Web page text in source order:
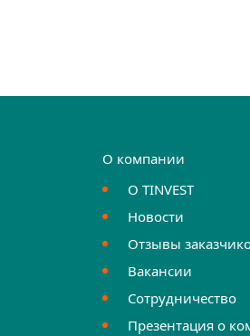
О компании
О TINVEST
Новости
Отзывы
Вакансии
Сотрудничество
Презентация о